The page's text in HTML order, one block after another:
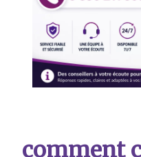
comment